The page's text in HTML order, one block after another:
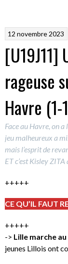
12 novembre 2023
[U19J11]
rageuse
Havre (1-
Face au Havre, on
jeu malheureux a
mais l’esprit de
ET c’est Kisley
+++++
CE QU’IL FAUT
+++++
-> Lille marche
jeunes Lillois ont